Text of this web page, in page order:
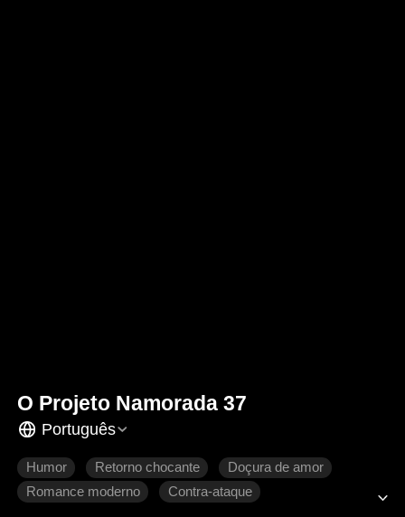
O Projeto Namorada 37
Português
Humor Retorno chocante
Doçura de amor
Romance moderno
Contra-ataque